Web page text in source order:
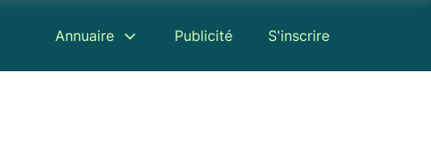
Annuaire Publicité S'inscrire